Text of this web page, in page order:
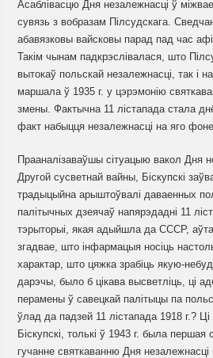
Асаблівасцю Дня незалежнасці ў
сувязь з вобразам Пілсудскага.
абавязковы вайсковы парад пад час
Такім чынам падкрэслівалася, што
вытокаў польскай незалежнасці, так і
маршала ў 1935 г. у цэрэмонію
змены. Фактычна 11 лістапада стала
факт набыцця незалежнасці на яго
Прааналізаваўшы сітуацыю вакол Дня
Другой сусветнай вайны, Біскупскі
традыцыйна арыштоўвалі даваенных
палітычных дзеячаў напярэдадні 11
тэрыторыі, якая адыйшла да СССР,
згадвае, што інфармацыя носіць
характар, што цяжка зрабіць якую-
дарэчы, было б цікава высветліць, ці
перамены ў савецкай палітыцы па
ўлад да падзей 11 лістапада 1918 г.?
Біскупскі, толькі ў 1943 г. была
гучанне святкаванню Дня незалежнасці